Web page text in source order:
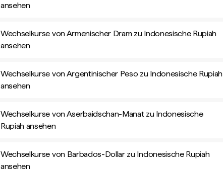
ansehen
Wechselkurse von Armenischer Dram zu Indonesische Rupiah
ansehen
Wechselkurse von Argentinischer Peso zu Indonesische Rupiah
ansehen
Wechselkurse von Aserbaidschan-Manat zu Indonesische
Rupiah ansehen
Wechselkurse von Barbados-Dollar zu Indonesische Rupiah
ansehen